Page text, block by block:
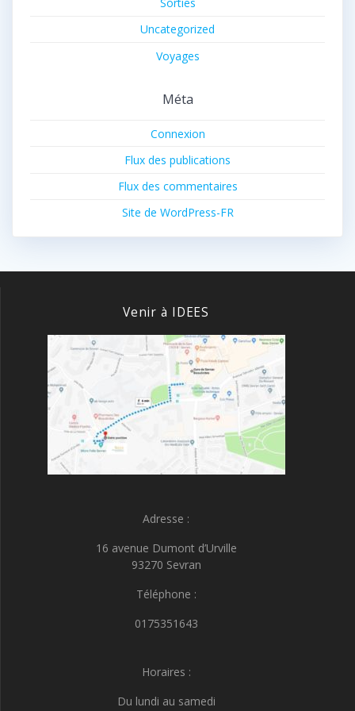
Uncategorized
Voyages
Méta
Connexion
Flux des publications
Flux des commentaires
Site de WordPress-FR
Venir à IDEES
Adresse :
16 avenue Dumont d’Urville
93270 Sevran
Téléphone :
0175351643
Horaires :
Du lundi au samedi